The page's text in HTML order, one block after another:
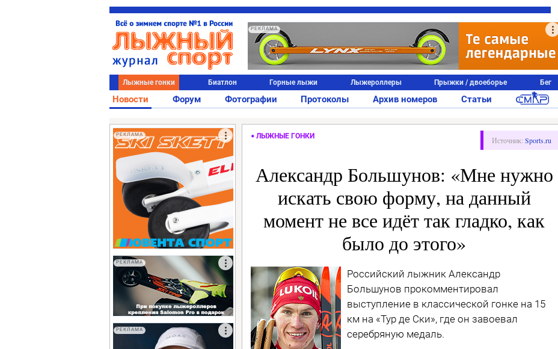
РЕКЛАМА
Лыжные гонки Биатлон Горные лыжи Лыжероллеры Прыжки / двоеборье Бег
Новости Форум Фотографии Протоколы Архив номеров Статьи
РЕКЛАМА
РЕКЛАМА
РЕКЛАМА
ЛЫЖНЫЕ ГОНКИ Источник: Sports.ru
Александр Большунов: «Мне нужно
искать свою форму, на данный
момент не все идёт так гладко, как
было до этого»
Российский лыжник Александр
Большунов прокомментировал
выступление в классической гонке на 15
км на «Тур де Ски», где он завоевал
серебряную медаль.